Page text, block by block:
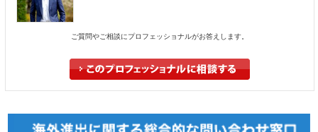
ご質問やご相談にプロフェッショナルがお答えします。